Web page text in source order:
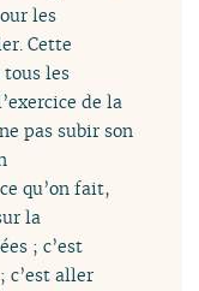
les
Cette
les
de la
pas subir son
qu’on fait,
la
; c’est
c’est aller